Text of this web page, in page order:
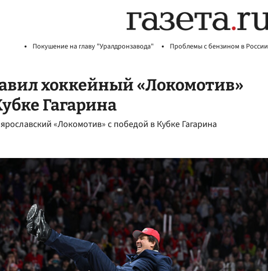
Покушение на главу "Уралдронзавода" Проблемы с бензином в России
хоккейный «Локомотив»
Гагарина
«Локомотив» с победой в Кубке Гагарина